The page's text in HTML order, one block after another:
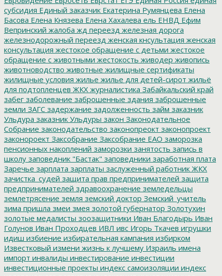
субсидия Единый заказчик Екатерина Румянцева Елена
Басова Елена Князева Елена Хахалева ель ЕНВД Ефим
Вепринский жалоба жд переезд железная дорога
железнодорожный переезд женская кнсультация женская
консультация жестокое обращение с детьми жестокое
обращение с животными жестокость живодер живопись
животноводство животные жилищные сертификаты
жилищные условия жилье жилье для детей-сирот жильё
для подтопленцев ЖКХ журналистика Забайкальский край
забег заболевание заброшенные здания заброшенные
земли ЗАГС задержание задолженность займ заказник
Ульдура заказник Ульдуры закон Законодательное
Собрание законодательство законопреокт законопроект
законороект Заксобрание Заксобрание ЕАО заморозка
пенсионных накоплений заморозки занятость запись в
школу заповедник "Бастак" заповедники заработная плата
Заречье зарплата зарплаты заслуженный работник ЖКХ
зачистка_судей защита прав предпринимателей защита
предпринимателей здравоохранение земледельцы
землетрясение земля земский доктор Земский_учитель
зима пришла змеи змея золотой губернатор Золотухин
золотые медалисты зоозащитники Иван Благодырь Иван
Голунов Иван Проходцев ИВЛ ивс Игорь Ткачев игрушки
идиш избиение избирательная кампания избирком
Известковый измени жизнь к лучшему Израиль имена
импорт инвалиды инвестирование инвестиции
инвестиционные проекты индекс самоизоляции индекс